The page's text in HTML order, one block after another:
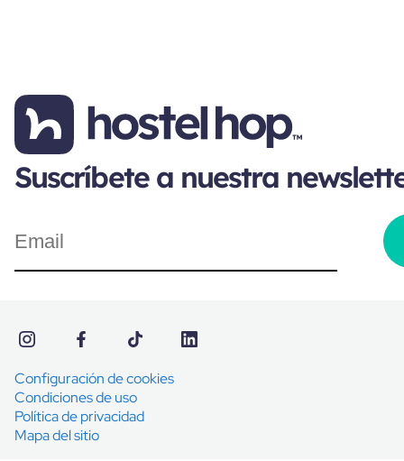
Suscríbete a nuestra
Configuración de cookies
Condiciones de uso
Política de privacidad
Mapa del sitio